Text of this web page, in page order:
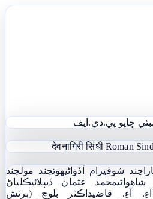
ڇاپو پي.ڊي.ايف
देवनागिरी सिंधी Roman
شوقيرام آڏواڻيھوتچند مولچند
محمد عثمان ڏيپلائيڪلياڻ
آءِ. قاضيڊاڪٽر بلوچ (برٽش